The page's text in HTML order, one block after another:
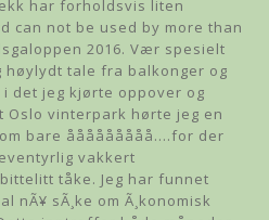
har forholdsvis liten
can not be used by more than
2016. Vær spesielt
høylydt tale fra balkonger og
det jeg kjørte oppover og
Oslo vinterpark hørte jeg en
bare ååååååååå….for der
vakkert
tåke. Jeg har funnet
nÃ¥ sÃ¸ke om Ã¸konomisk